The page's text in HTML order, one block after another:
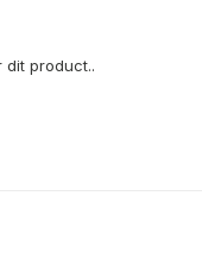
dit product..